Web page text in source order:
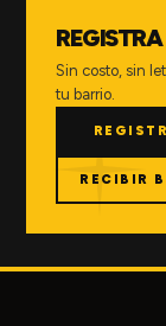
Sin costo, sin
tu barrio.
RECIBIR